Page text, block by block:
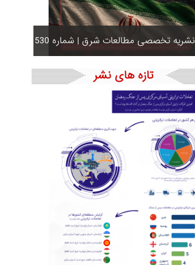
نشریه تخصصی مطالعات شرق | شماره 530
تازه های نشر